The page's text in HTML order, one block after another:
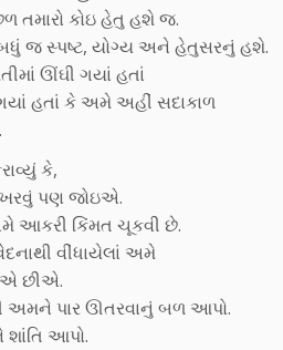
તમારો કોઇ હેતુ હશે જ.
બધું જ સ્પષ્ટ, યોગ્ય અને હેતુસરનું હશે.
ઊંઘી ગયાં હતાં
હતાં કે અમે અહીં સદાકાળ
કે,
પણ જોઇએ.
આકરી કિંમત ચૂકવી છે.
વીંધાયેલાં અમે
છીએ.
અમને પાર ઊતરવાનું બળ આપો.
આપો.